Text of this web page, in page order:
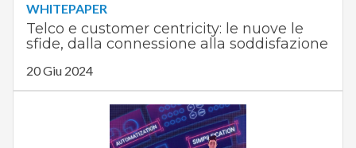
WHITEPAPER
Telco e customer centricity: le nuove le
sfide, dalla connessione alla soddisfazione
20 Giu 2024